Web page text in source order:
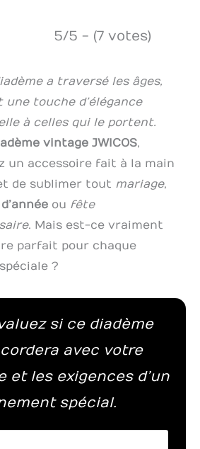
5/5 - (7 votes)
a traversé les âges,
une touche d’élégance
à celles qui le portent.
vintage JWICOS,
un accessoire fait à la main
de sublimer tout mariage,
ou fête
. Mais est-ce vraiment
parfait pour chaque
?
si ce diadème
avec votre
et les exigences d’un
spécial.